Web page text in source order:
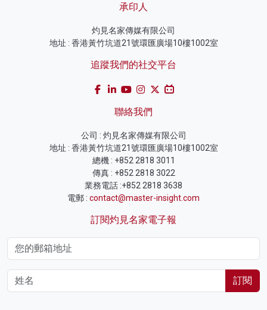
承印人
灼見名家傳媒有限公司
地址 : 香港黃竹坑道21號環匯廣場10樓1002室
追蹤我們的社交平台
聯絡我們
公司 : 灼見名家傳媒有限公司
地址 : 香港黃竹坑道21號環匯廣場10樓1002室
總機 : +852 2818 3011
傳真 : +852 2818 3022
業務電話 :+852 2818 3638
電郵 : contact@master-insight.com
訂閱灼見名家電子報
訂閱